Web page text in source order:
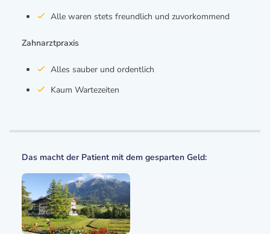
Alle waren stets freundlich und zuvorkommend
Zahnarztpraxis
Alles sauber und ordentlich
Kaum Wartezeiten
Das macht der Patient mit dem gesparten Geld: